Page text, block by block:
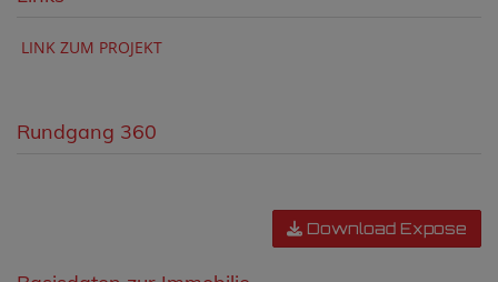
LINK ZUM PROJEKT
Rundgang 360
Download Expose